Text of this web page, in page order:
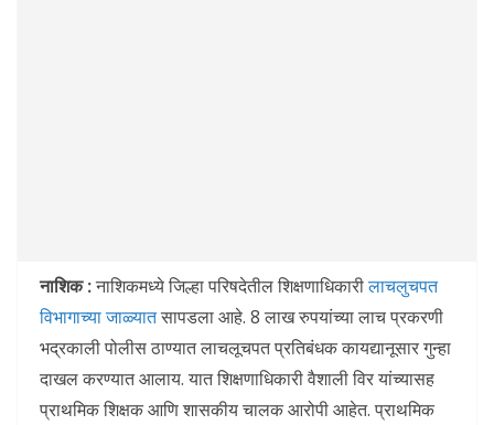
नाशिक :नाशिकमध्ये जिल्हा परिषदेतील शिक्षणाधिकारीलाचलुचपत
विभागाच्याजाळ्यातसापडला आहे. 8 लाख रुपयांच्या लाच प्रकरणी
भद्रकाली पोलीस ठाण्यात लाचलूचपत प्रतिबंधक कायद्यानूसार गुन्हा
दाखल करण्यात आलाय. यात शिक्षणाधिकारी वैशाली विर यांच्यासह
प्राथमिक शिक्षक आणि शासकीय चालक आरोपी आहेत. प्राथमिक